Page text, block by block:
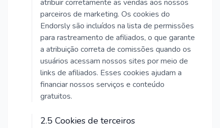
atribuir corretamente as vendas aos nossos
parceiros de marketing. Os cookies do
Endorsly são incluídos na lista de permissões
para rastreamento de afiliados, o que garante
a atribuição correta de comissões quando os
usuários acessam nossos sites por meio de
links de afiliados. Esses cookies ajudam a
financiar nossos serviços e conteúdo
gratuitos.
2.5 Cookies de terceiros